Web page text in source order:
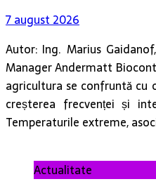
7 august 2026
Autor: Ing. Marius
Manager Andermatt
agricultura se confruntă cu
creșterea frecvenței și
Temperaturile extreme,
Actualitate